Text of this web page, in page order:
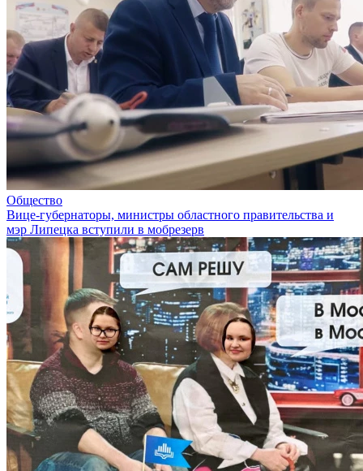
Общество
Вице-губернаторы, министры областного правительства и
мэр Липецка вступили в мобрезерв